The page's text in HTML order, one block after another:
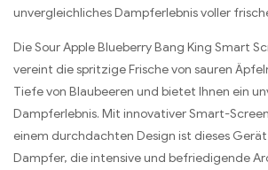
unvergleichliches Dampferlebnis voller
Die Sour Apple Blueberry Bang King Smart
vereint die spritzige Frische von sauren
Tiefe von Blaubeeren und bietet Ihnen ein
Dampferlebnis. Mit innovativer Smart-
einem durchdachten Design ist dieses
Dampfer, die intensive und befriedigende